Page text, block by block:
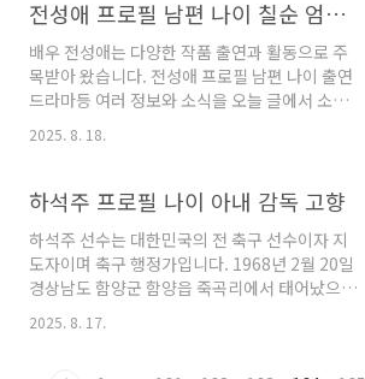
인하은과 차녀 인소은을 두고 있습니다. 학..
월 14일 서울특별시에서 태어났습니다. 2025년
되었습니다. 신체 조건은 키 170cm, 몸무게
50kg, 혈액형 O형입니다. 가족으로는 아버지 장
광, 어머니 전성애, 남동생 장영이 있으며 배우자
김태현과 2022년 4월 13일 결혼하였고 반려견
업하고 홍익대학교 동양화과에서 학사 학위를 취
득..
전성애 프로필 남편 나이 칠순 엄마 배우 출연드라마
배우 전성애는 다양한 작품 출연과 활동으로 주
목받아 왔습니다. 전성애 프로필 남편 나이 출연
드라마등 여러 정보와 소식을 오늘 글에서 소개
합니다. 전성애는 대한민국의 배우입니다. 배우
전성애는 연극 무대에서 출발한 배우로서, 결혼
러 작품에서 깊이 있는 연기력을 보여주고 있습
니다. 대중적으로는 KBS2 드라마 제빵왕 김탁구
의 공주댁 역할로 큰 사랑을 받았으며, 자연스럽
고 현실감 있는 연기로 시청자에게 친숙함을 남
겼습니다. 연극과 영화계에서는 독립 영화에도
지속적으로 출연하며 베테랑 연기자의 저력을 인
2025. 8. 18.
하석주 프로필 나이 아내 감독 고향
하석주 선수는 대한민국의 전 축구 선수이자 지
도자이며 축구 행정가입니다. 1968년 2월 20일
경상남도 함양군 함양읍 죽곡리에서 태어났으며
로 57세의 나이가 되었습니다. 그는 서울숭곡초
2025. 8. 17.